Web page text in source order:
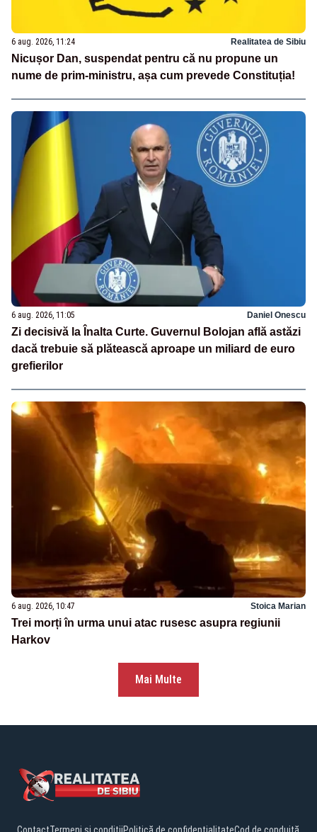
6 aug. 2026, 11:24 Realitatea de Sibiu
Nicușor Dan, suspendat pentru că nu propune un
nume de prim-ministru, așa cum prevede Constituția!
6 aug. 2026, 11:05 Daniel Onescu
Zi decisivă la Înalta Curte. Guvernul Bolojan află astăzi
dacă trebuie să plătească aproape un miliard de euro
grefierilor
6 aug. 2026, 10:47 Stoica Marian
Trei morți în urma unui atac rusesc asupra regiunii
Harkov
Mai Multe